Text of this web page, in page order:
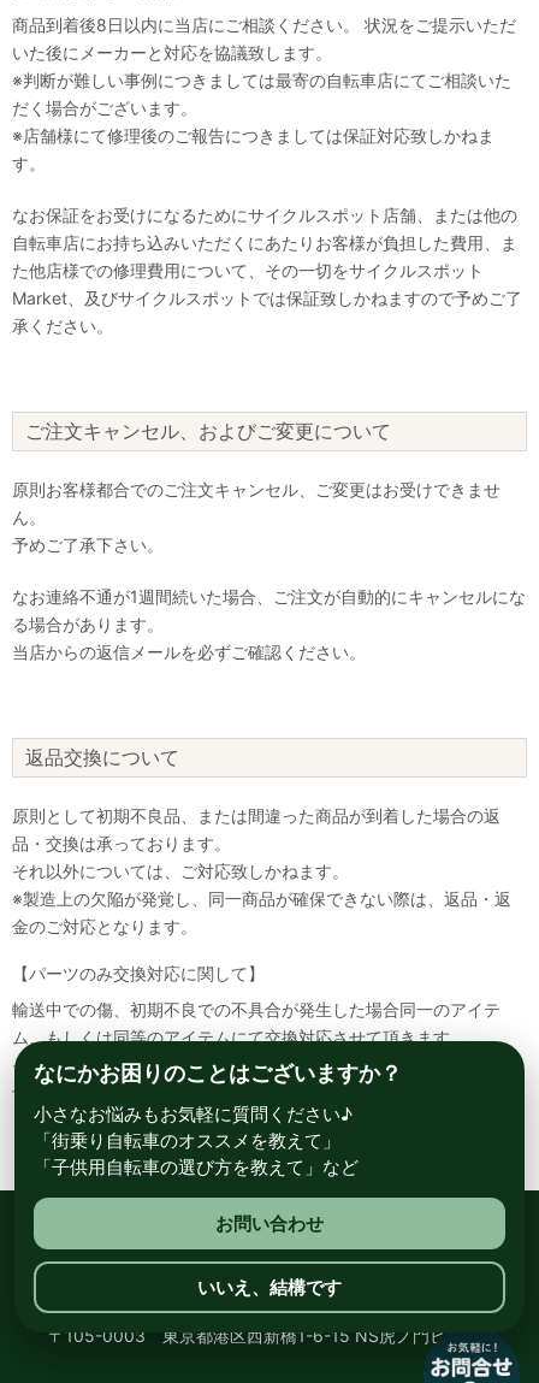
商品到着後8日以内に当店にご相談ください。 状況をご提示いただ
いた後にメーカーと対応を協議致します。
※判断が難しい事例につきましては最寄の自転車店にてご相談いた
だく場合がございます。
※店舗様にて修理後のご報告につきましては保証対応致しかねま
す。
なお保証をお受けになるためにサイクルスポット店舗、または他の
自転車店にお持ち込みいただくにあたりお客様が負担した費用、ま
た他店様での修理費用について、その一切をサイクルスポット
Market、及びサイクルスポットでは保証致しかねますので予めご了
承ください。
ご注文キャンセル、およびご変更について
原則お客様都合でのご注文キャンセル、ご変更はお受けできませ
ん。
予めご了承下さい。
なお連絡不通が1週間続いた場合、ご注文が自動的にキャンセルにな
る場合があります。
当店からの返信メールを必ずご確認ください。
返品交換について
原則として初期不良品、または間違った商品が到着した場合の返
品・交換は承っております。
それ以外については、ご対応致しかねます。
※製造上の欠陥が発覚し、同一商品が確保できない際は、返品・返
金のご対応となります。
【パーツのみ交換対応に関して】
輸送中での傷、初期不良での不具合が発生した場合同一のアイテ
ム、もしくは同等のアイテムにて交換対応させて頂きます。
その場合該当部品を着払いにて返送して頂く必要が御座いますので
予めご了承ください。
総合自転車専門店 サイクルスポット ル・サイク
〒105-0003 東京都港区西新橋1-6-15 NS虎ノ門ビル8階
なにかお困りのことはございますか？
小さなお悩みもお気軽に質問ください♪
「街乗り自転車のオススメを教えて」
「子供用自転車の選び方を教えて」など
お問い合わせ
いいえ、結構です